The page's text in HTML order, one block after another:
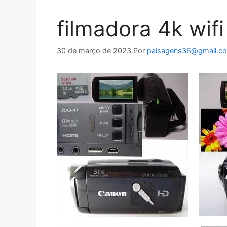
filmadora 4k wifi
30 de março de 2023 Por